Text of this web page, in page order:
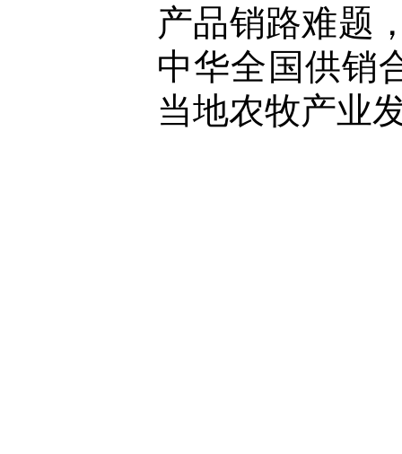
产品销路难题
中华全国供销
当地农牧产业